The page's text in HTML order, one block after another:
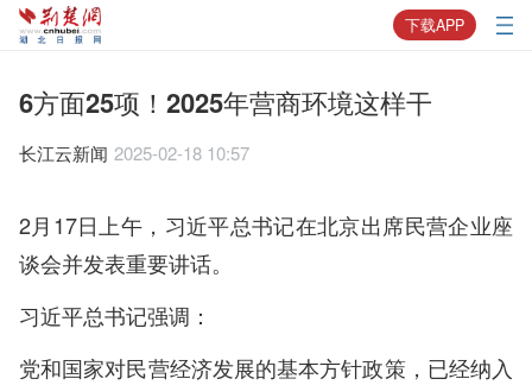
下载APP
6方面25项！2025年营商环境这样干
长江云新闻 2025-02-18 10:57
2月17日上午，习近平总书记在北京出席民营企业座
谈会并发表重要讲话。
习近平总书记强调：
党和国家对民营经济发展的基本方针政策，已经纳入